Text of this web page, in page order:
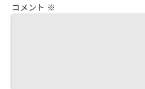
コメント ※